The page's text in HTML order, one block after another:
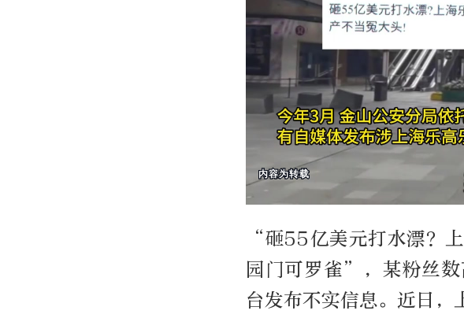
“砸55亿美元打水漂？
园门可罗雀”，某粉丝
台发布不实信息。近日，